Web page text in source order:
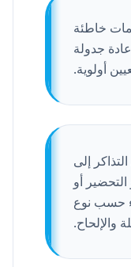
خاطئة
جدولة
أولوية.
إلى
أو
حسب نوع
والإلحاح.